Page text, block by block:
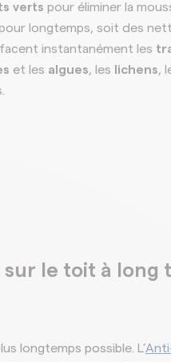
verts pour éliminer la
longtemps, soit des
instantanément les
et les algues, les lichens,
le toit à long
longtemps possible. L’